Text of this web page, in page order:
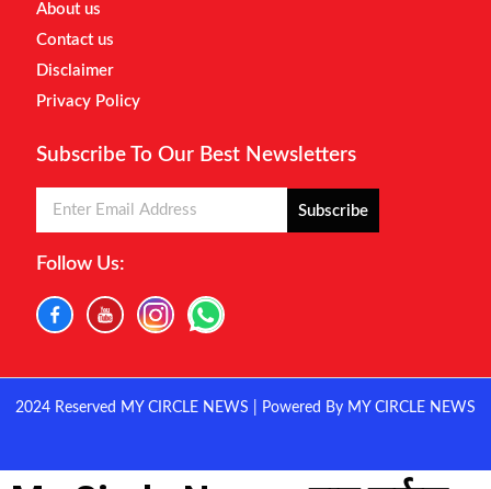
About us
Contact us
Disclaimer
Privacy Policy
Subscribe To Our Best Newsletters
Subscribe
Follow Us:
2024 Reserved MY CIRCLE NEWS | Powered By MY CIRCLE NEWS